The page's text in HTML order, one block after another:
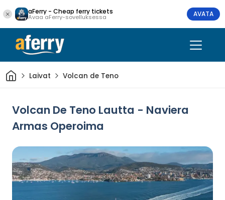
aFerry - Cheap ferry tickets
Avaa aFerry-sovelluksessa AVATA
KotiinLaivat Volcan de Teno
Volcan De Teno Lautta - Naviera
Armas Operoima